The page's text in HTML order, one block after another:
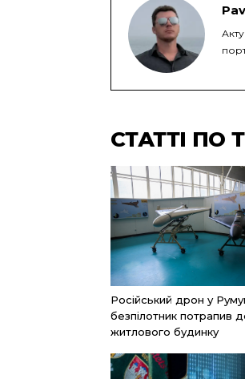
СТАТТІ ПО
Російський дрон у
безпілотник потрапив
житлового будинку